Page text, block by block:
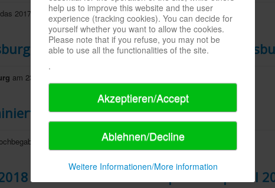
2017 für das "Kennerspiel des Jahres"
/ press review of SPIEL DOCH! in
am 23.-25.3. ein voller Erfolg. Groß
/ new distribution of spielbox Special
help us to improve this website and the user
experience (tracking cookies). You can decide for
yourself whether you want to allow the cookies.
Please note that if you refuse, you may not be
able to use all the functionalities of the site.
.
Akzeptieren/Accept
Ablehnen/Decline
Weitere Informationen/More information